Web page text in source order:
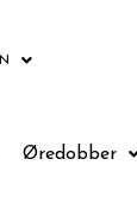
Øredobber